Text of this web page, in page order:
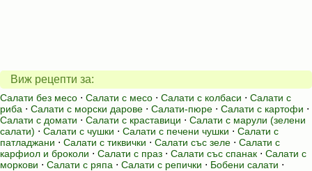
Виж рецепти за:
Салати без месо ⋅ Салати с месо ⋅ Салати с колбаси ⋅ Салати с
риба ⋅ Салати с морски дарове ⋅ Салати-пюре ⋅ Салати с картофи ⋅
Салати с домати ⋅ Салати с краставици ⋅ Салати с марули (зелени
салати) ⋅ Салати с чушки ⋅ Салати с печени чушки ⋅ Салати с
патладжани ⋅ Салати с тиквички ⋅ Салати със зеле ⋅ Салати с
карфиол и броколи ⋅ Салати с праз ⋅ Салати със спанак ⋅ Салати с
моркови ⋅ Салати с ряпа ⋅ Салати с репички ⋅ Бобени салати ⋅